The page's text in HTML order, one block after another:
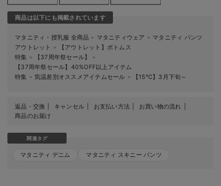
￥3,047
売り切れ
9号R(レギュラー)/在庫なし
9号R(レギュラー)/在庫なし
￥3,047
商品は以下にも掲載されています
マタニティ・授乳服 全商品 ＞ マタニティウェア ＞ マタニティ パンツ
アウトレット
＞
【アウトレット】ボトムス
特集
＞ 【37周年祭セール】 ＞
【37周年祭セール】40%OFF以上アイテム
特集
＞ 気温差別オススメアイテムセール ＞ 【15℃】3月下旬～
返品・交換 キャンセル お支払い方法
お買い物の流れ
商品のお届け
関連タグ
マタニティ デニム マタニティ スキニー パンツ